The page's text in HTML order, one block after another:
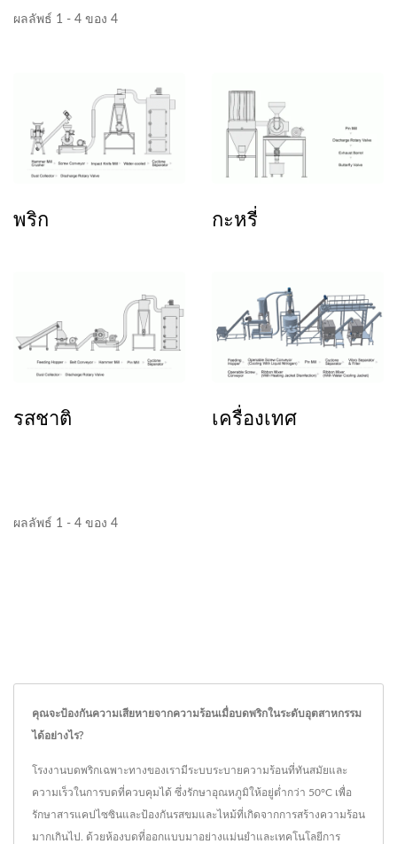
ผลลัพธ์ 1 - 4 ของ 4
พริก กะหรี่
รสชาติ เครื่องเทศ
ผลลัพธ์ 1 - 4 ของ 4
คุณจะป้องกันความเสียหายจากความร้อนเมื่อบดพริกในระดับอุตสาหกรรม
ได้อย่างไร?
โรงงานบดพริกเฉพาะทางของเรามีระบบระบายความร้อนที่ทันสมัยและ
ความเร็วในการบดที่ควบคุมได้ ซึ่งรักษาอุณหภูมิให้อยู่ต่ำกว่า 50°C เพื่อ
รักษาสารแคปไซซินและป้องกันรสขมและไหม้ที่เกิดจากการสร้างความร้อน
มากเกินไป. ด้วยห้องบดที่ออกแบบมาอย่างแม่นยำและเทคโนโลยีการ